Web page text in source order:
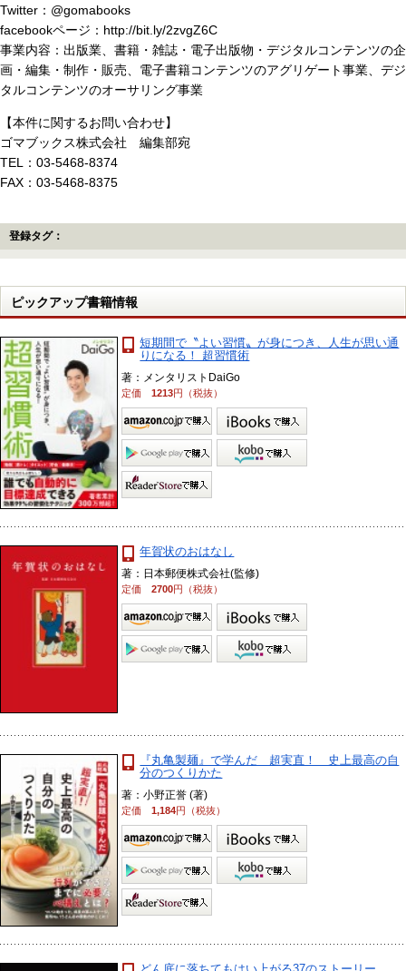
Twitter：@gomabooks
facebookページ：http://bit.ly/2zvgZ6C
事業内容：出版業、書籍・雑誌・電子出版物・デジタルコンテンツの企
画・編集・制作・販売、電子書籍コンテンツのアグリゲート事業、デジ
タルコンテンツのオーサリング事業
【本件に関するお問い合わせ】
ゴマブックス株式会社 編集部宛
TEL：03-5468-8374
FAX：03-5468-8375
登録タグ：
ピックアップ書籍情報
短期間で〝よい習慣〟が身につき、人生が思い通
りになる！ 超習慣術
著：メンタリストDaiGo
定価1213円（税抜）
年賀状のおはなし
著：日本郵便株式会社(監修)
定価2700円（税抜）
『丸亀製麺』で学んだ 超実直！ 史上最高の自
分のつくりかた
著：小野正誉 (著)
定価1,184円（税抜）